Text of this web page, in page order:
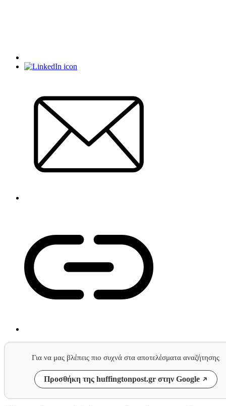
Για να μας βλέπεις πιο συχνά στα αποτελέσματα αναζήτησης
Προσθήκη της huffingtonpost.gr στην Google